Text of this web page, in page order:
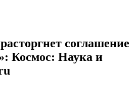
соглашение
Космос: Наука и